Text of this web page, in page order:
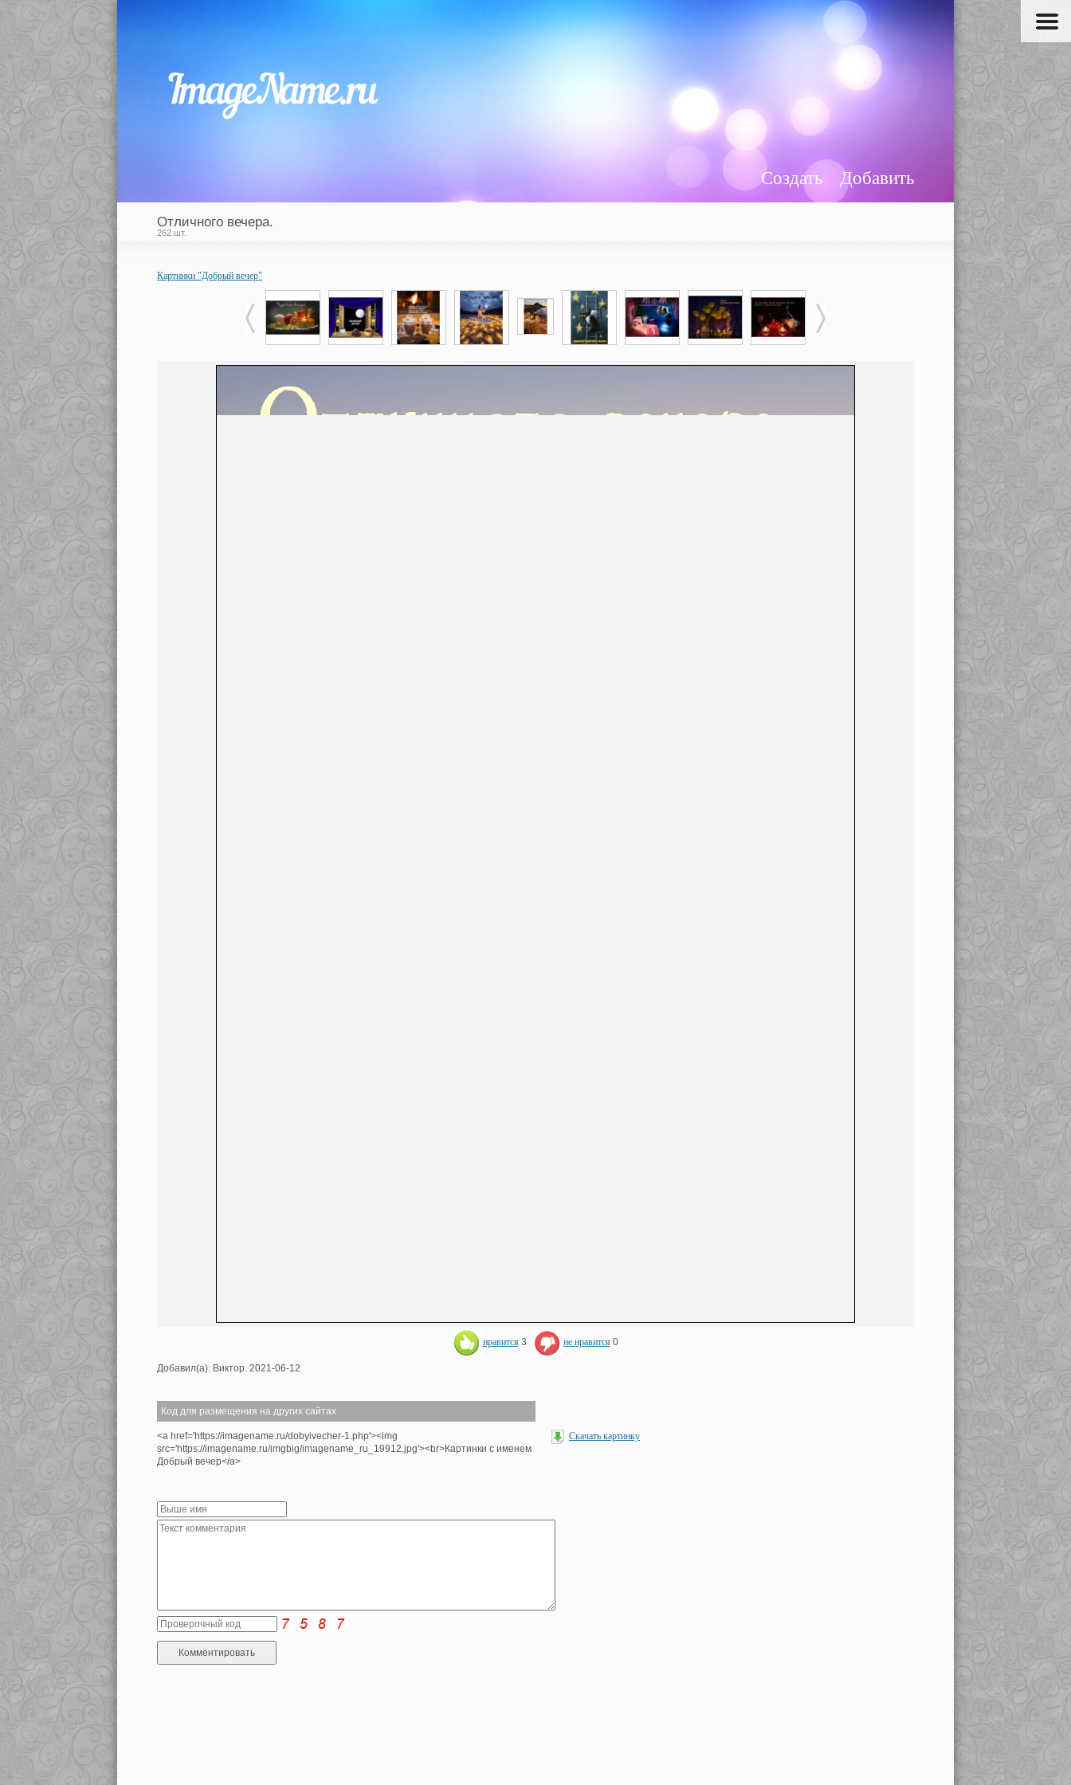
Добавить
Создать
Отличного вечера.
262 шт.
Картинки "Добрый вечер"
нравится 3 не нравится 0
Добавил(а): Виктор. 2021-06-12
Код для размещения на других сайтах
<a href='https://imagename.ru/dobyivecher-1.php'><img
src='https://imagename.ru/imgbig/imagename_ru_19912.jpg'><br>Картинки с именем
Добрый вечер</a>
Скачать картинку